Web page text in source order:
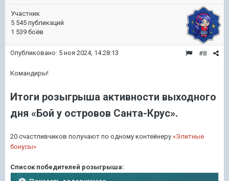
Участник
5 545 публикаций
1 539 боёв
#8
Опубликовано: 5 ноя 2024, 14:28:13
Командиры!
Итоги розыгрыша активности выходного
дня «Бой у островов Санта-Крус».
20 счастливчиков получают по одному контейнеру «Элитные
бонусы»
Список победителей розыгрыша: